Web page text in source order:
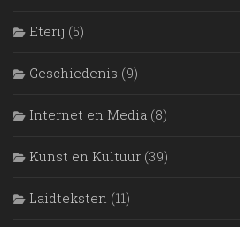
Eterij (5)
Geschiedenis (9)
Internet en Media (8)
Kunst en Kultuur (39)
Laidteksten (11)